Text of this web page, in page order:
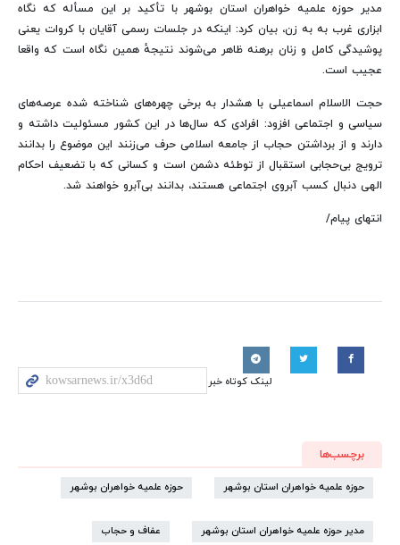
مدیر حوزه علمیه خواهران استان بوشهر با تأکید بر این مسأله که نگاه
ابزاری غرب به به زن، بیان کرد: اینکه در جلسات رسمی آقایان با کروات یعنی
پوشیدگی کامل و زنان برهنه ظاهر می‌شوند نتیجهٔ همین نگاه است که واقعا
عجیب است.
حجت الاسلام اسماعیلی با هشدار به برخی چهره‌های شناخته شده عرصه‌های
سیاسی و اجتماعی افزود: افرادی که سال‌ها در این کشور مسئولیت داشته و
دارند و از برداشتن حجاب از جامعه اسلامی حرف می‌زنند این موضوع را بدانند
ترویج بی‌حجابی استقبال از توطئه دشمن است و کسانی که با تضعیف احکام
الهی دنبال کسب آبروی اجتماعی هستند، بدانند بی‌آبرو خواهند شد.
انتهای پیام/
لینک کوتاه خبر
برچسب‌ها
حوزه علمیه خواهران استان بوشهر حوزه علمیه خواهران بوشهر
مدیر حوزه علمیه خواهران استان بوشهر عفاف و حجاب